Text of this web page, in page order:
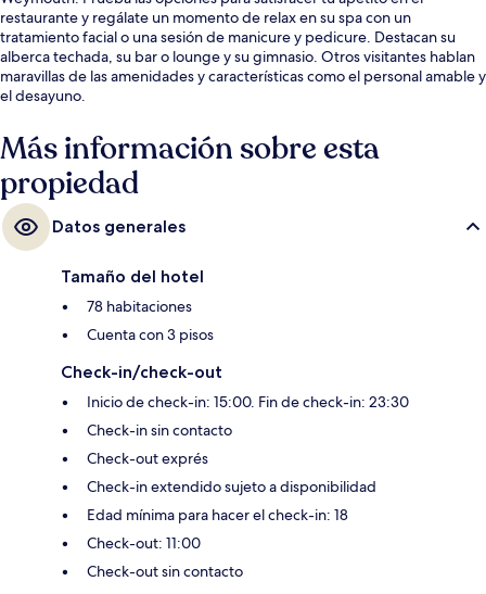
restaurante y regálate un momento de relax en su spa con un
tratamiento facial o una sesión de manicure y pedicure. Destacan su
alberca techada, su bar o lounge y su gimnasio. Otros visitantes hablan
maravillas de las amenidades y características como el personal amable y
el desayuno.
Más información sobre esta
propiedad
Datos generales
Tamaño del hotel
78 habitaciones
Cuenta con 3 pisos
Check-in/check-out
Inicio de check-in: 15:00. Fin de check-in: 23:30
Check-in sin contacto
Check-out exprés
Check-in extendido sujeto a disponibilidad
Edad mínima para hacer el check-in: 18
Check-out: 11:00
Check-out sin contacto